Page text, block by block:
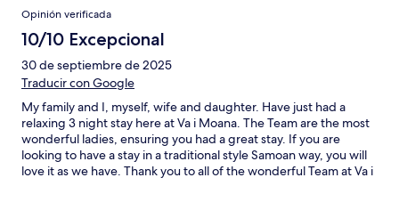
Opinión verificada
10/10 Excepcional
30 de septiembre de 2025
Traducir con Google
My family and I, myself, wife and daughter. Have just had a
relaxing 3 night stay here at Va i Moana. The Team are the most
wonderful ladies, ensuring you had a great stay. If you are
looking to have a stay in a traditional style Samoan way, you will
love it as we have. Thank you to all of the wonderful Team at Va i